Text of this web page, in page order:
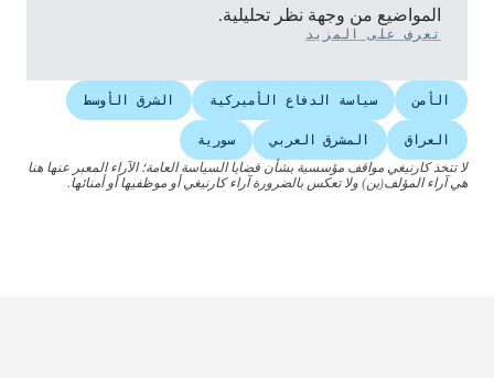
المواضيع من وجهة نظر تحليلية.
تعرف على المزيد
الأمن سياسة الدفاع الأميركية الشرق الأوسط
العراق المشرق العربي
سورية
لا تتخذ كارنيغي مواقف مؤسسية بشأن قضايا السياسة العامة؛ الآراء المعبر عنها هنا
هي آراء المؤلف(ين) ولا تعكس بالضرورة آراء كارنيغي أو موظفيها أو أمنائها.